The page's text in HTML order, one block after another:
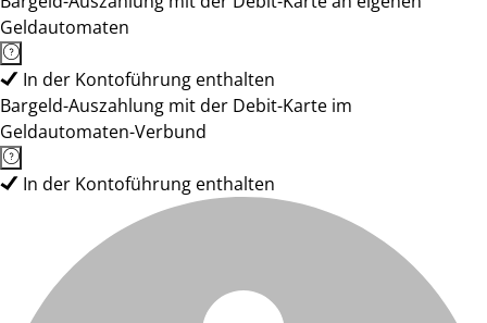
Geldautomaten
In der Kontoführung enthalten
Bargeld-Auszahlung mit der Debit-Karte im
Geldautomaten-Verbund
In der Kontoführung enthalten